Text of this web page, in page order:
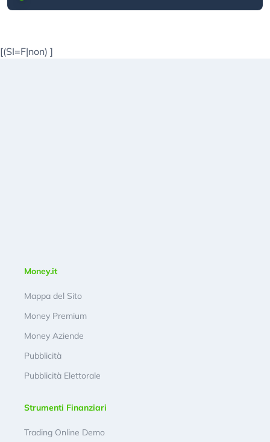
[(SI=F|non) ]
Money.it
Mappa del Sito
Money Premium
Money Aziende
Pubblicità
Pubblicità Elettorale
Strumenti Finanziari
Trading Online Demo